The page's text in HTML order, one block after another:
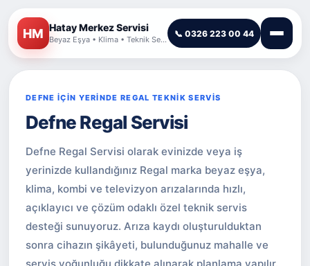
HM Hatay Merkez Servisi
Beyaz Eşya • Klima • Teknik Servis
📞 0326 223 00 44
DEFNE İÇİN YERİNDE REGAL TEKNİK SERVİS
Defne Regal Servisi
Defne Regal Servisi olarak evinizde veya iş
yerinizde kullandığınız Regal marka beyaz eşya,
klima, kombi ve televizyon arızalarında hızlı,
açıklayıcı ve çözüm odaklı özel teknik servis
desteği sunuyoruz. Arıza kaydı oluşturulduktan
sonra cihazın şikâyeti, bulunduğunuz mahalle ve